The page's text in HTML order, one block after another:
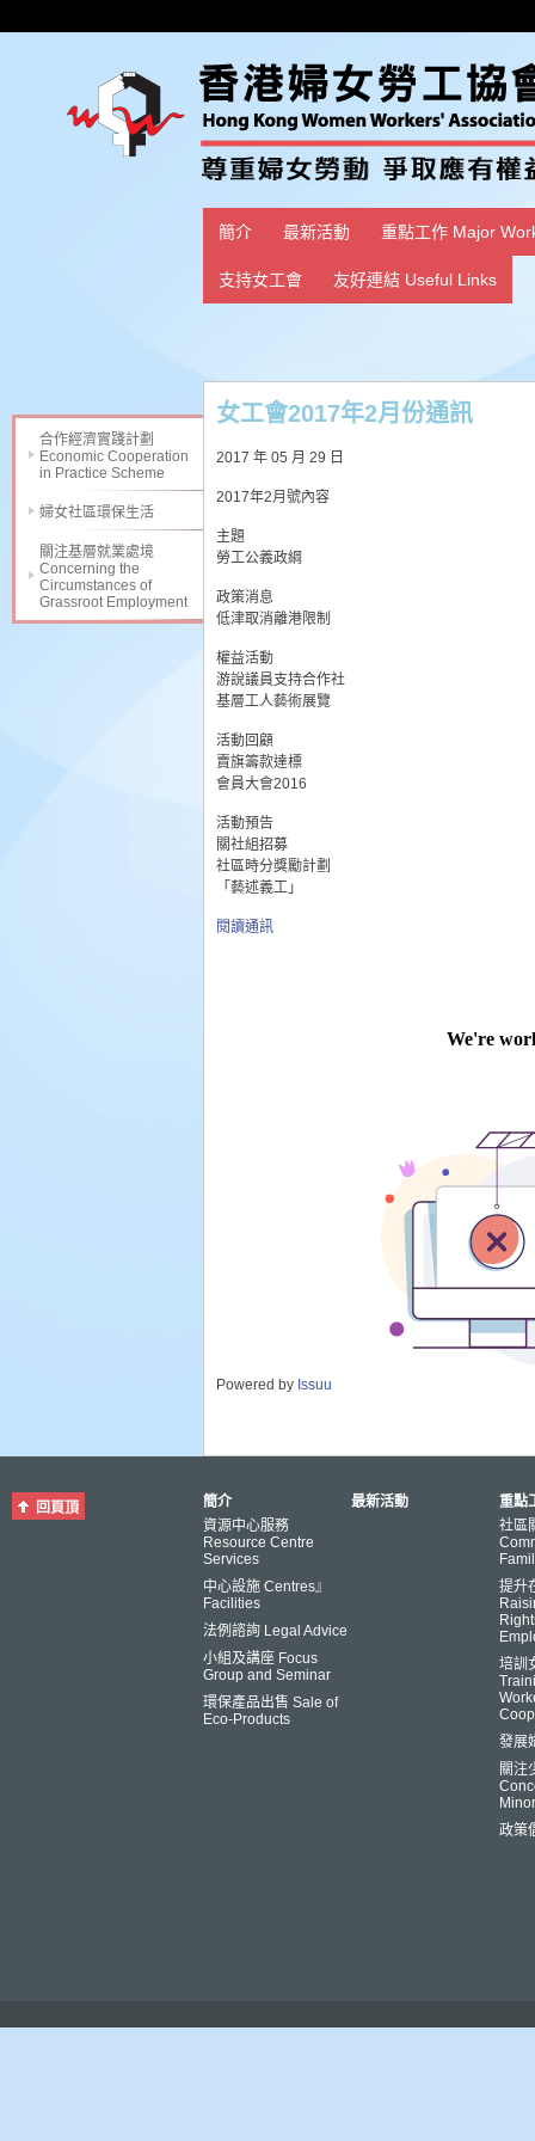
簡介 最新活動 重點工作 Major
支持女工會 友好連結 Useful Links
合作經濟實踐計劃
Economic Cooperation
in Practice Scheme
婦女社區環保生活
關注基層就業處境
Concerning the
Circumstances of
Grassroot Employment
女工會2017年2月份通訊
2017 年 05 月 29 日
2017年2月號內容
主題
勞工公義政綱
政策消息
低津取消離港限制
權益活動
游說議員支持合作社
基層工人藝術展覽
活動回顧
賣旗籌款達標
會員大會2016
活動預告
關社組招募
社區時分獎勵計劃
「藝述義工」
閱讀通訊
Powered by Issuu
回頁頂
簡介
資源中心服務
Resource Centre
Services
中心設施 Centres』
Facilities
法例諮詢 Legal Advice
小組及講座 Focus
Group and Seminar
環保產品出售 Sale of
Eco-Products
最新活動
重點
社區
提升
培訓
發展
關注
政策